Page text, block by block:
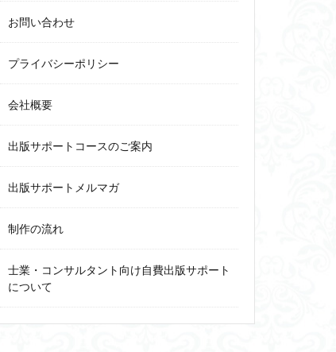
お問い合わせ
プライバシーポリシー
会社概要
出版サポートコースのご案内
出版サポートメルマガ
制作の流れ
士業・コンサルタント向け自費出版サポート
について